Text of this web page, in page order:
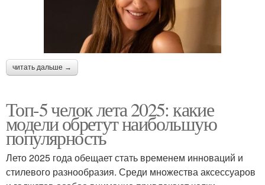
читать дальше →
Топ-5 челок лета 2025: какие
модели обретут наибольшую
популярность
Лето 2025 года обещает стать временем инноваций и
стилевого разнообразия. Среди множества аксессуаров